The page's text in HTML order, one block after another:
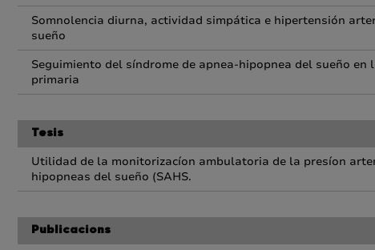
Somnolencia diurna, actividad simpática e hipertensión
sueño
Seguimiento del síndrome de apnea-hipopnea del sueño
primaria
Tesis
Utilidad de la monitorizacíon ambulatoria de la presíon
hipopneas del sueño (SAHS.
Publicacions